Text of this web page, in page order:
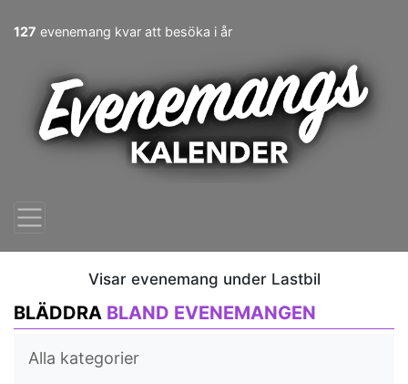
127 evenemang kvar att besöka i år
Visar evenemang under Lastbil
BLÄDDRA BLAND EVENEMANGEN
Alla kategorier